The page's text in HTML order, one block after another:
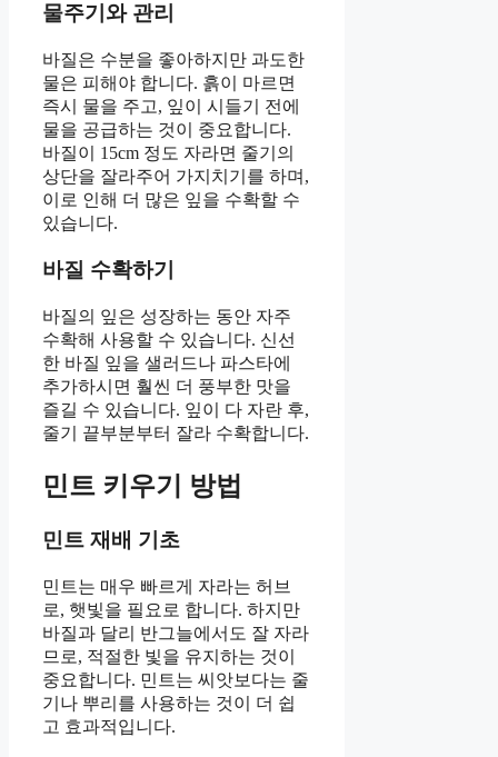
물주기와 관리
바질은 수분을 좋아하지만 과도한
물은 피해야 합니다. 흙이 마르면
즉시 물을 주고, 잎이 시들기 전에
물을 공급하는 것이 중요합니다.
바질이 15cm 정도 자라면 줄기의
상단을 잘라주어 가지치기를 하며,
이로 인해 더 많은 잎을 수확할 수
있습니다.
바질 수확하기
바질의 잎은 성장하는 동안 자주
수확해 사용할 수 있습니다. 신선
한 바질 잎을 샐러드나 파스타에
추가하시면 훨씬 더 풍부한 맛을
즐길 수 있습니다. 잎이 다 자란 후,
줄기 끝부분부터 잘라 수확합니다.
민트 키우기 방법
민트 재배 기초
민트는 매우 빠르게 자라는 허브
로, 햇빛을 필요로 합니다. 하지만
바질과 달리 반그늘에서도 잘 자라
므로, 적절한 빛을 유지하는 것이
중요합니다. 민트는 씨앗보다는 줄
기나 뿌리를 사용하는 것이 더 쉽
고 효과적입니다.